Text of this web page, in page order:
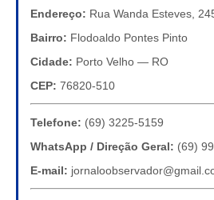
Endereço: Rua Wanda Esteves,
Bairro: Flodoaldo Pontes Pinto
Cidade: Porto Velho — RO
CEP: 76820-510
Telefone: (69) 3225-5159
WhatsApp / Direção Geral: (69)
E-mail: